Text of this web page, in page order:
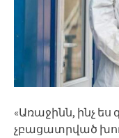
«Առաջինն, ինչ
չբացատրված